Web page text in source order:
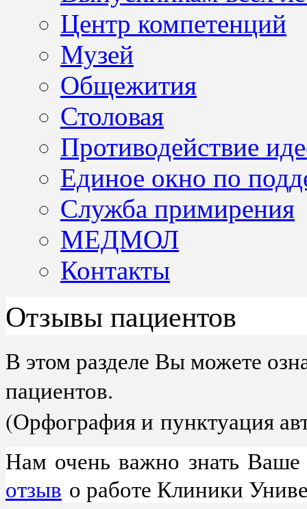
Центр компетенций
Музей
Общежития
Столовая
Противодействие
Единое окно по
Служба примирения
МЕДМОЛ
Контакты
Отзывы пациентов
В этом разделе Вы можете
пациентов.
(Орфография и пунктуация
Нам очень важно знать
отзыв о работе Клиники